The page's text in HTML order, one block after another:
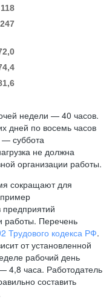
247
118
недели — 40 часов.
дней по восемь часов
суббота
не должна
организации работы.
сокращают для
работы. Перечень
Трудового кодекса РФ.
от установленной
рабочий день
4,8 часа. Работодатель
составить